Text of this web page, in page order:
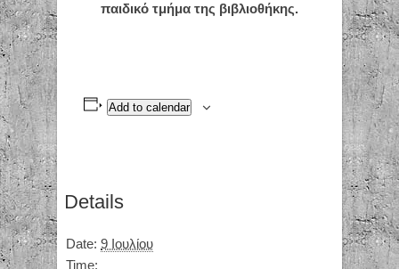
παιδικό τμήμα της βιβλιοθήκης.
Add to calendar
Details
Date: 9 Ιουλίου
Time: